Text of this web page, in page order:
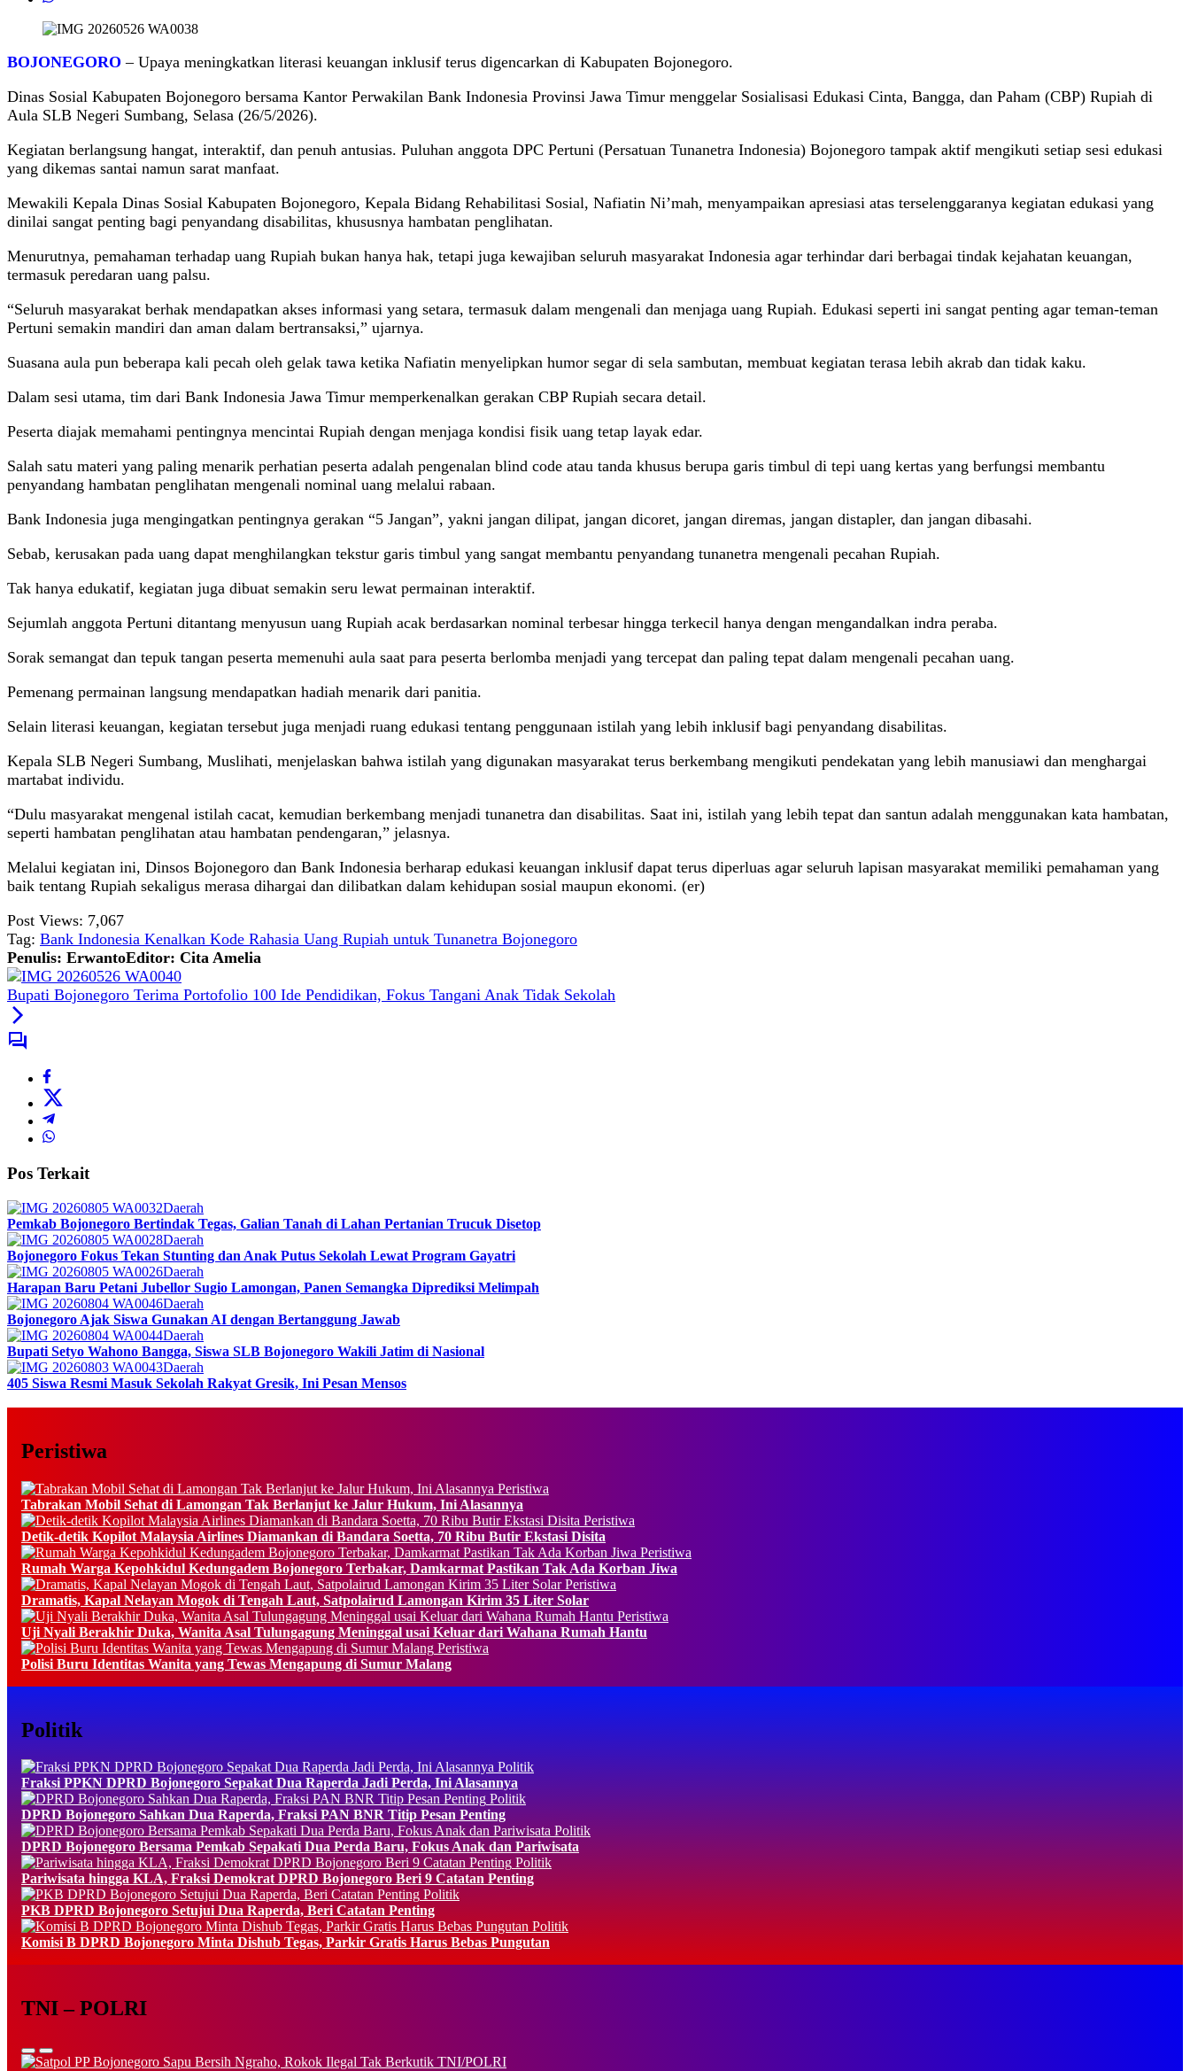
BOJONEGORO – Upaya meningkatkan literasi keuangan inklusif terus digencarkan di Kabupaten Bojonegoro.
Dinas Sosial Kabupaten Bojonegoro bersama Kantor Perwakilan Bank Indonesia Provinsi Jawa Timur menggelar Sosialisasi Edukasi Cinta, Bangga, dan Paham (CBP) Rupiah di
Aula SLB Negeri Sumbang, Selasa (26/5/2026).
Kegiatan berlangsung hangat, interaktif, dan penuh antusias. Puluhan anggota DPC Pertuni (Persatuan Tunanetra Indonesia) Bojonegoro tampak aktif mengikuti setiap sesi edukasi
yang dikemas santai namun sarat manfaat.
Mewakili Kepala Dinas Sosial Kabupaten Bojonegoro, Kepala Bidang Rehabilitasi Sosial, Nafiatin Ni’mah, menyampaikan apresiasi atas terselenggaranya kegiatan edukasi yang
dinilai sangat penting bagi penyandang disabilitas, khususnya hambatan penglihatan.
Menurutnya, pemahaman terhadap uang Rupiah bukan hanya hak, tetapi juga kewajiban seluruh masyarakat Indonesia agar terhindar dari berbagai tindak kejahatan keuangan,
termasuk peredaran uang palsu.
“Seluruh masyarakat berhak mendapatkan akses informasi yang setara, termasuk dalam mengenali dan menjaga uang Rupiah. Edukasi seperti ini sangat penting agar teman-teman
Pertuni semakin mandiri dan aman dalam bertransaksi,” ujarnya.
Suasana aula pun beberapa kali pecah oleh gelak tawa ketika Nafiatin menyelipkan humor segar di sela sambutan, membuat kegiatan terasa lebih akrab dan tidak kaku.
Dalam sesi utama, tim dari Bank Indonesia Jawa Timur memperkenalkan gerakan CBP Rupiah secara detail.
Peserta diajak memahami pentingnya mencintai Rupiah dengan menjaga kondisi fisik uang tetap layak edar.
Salah satu materi yang paling menarik perhatian peserta adalah pengenalan blind code atau tanda khusus berupa garis timbul di tepi uang kertas yang berfungsi membantu
penyandang hambatan penglihatan mengenali nominal uang melalui rabaan.
Bank Indonesia juga mengingatkan pentingnya gerakan “5 Jangan”, yakni jangan dilipat, jangan dicoret, jangan diremas, jangan distapler, dan jangan dibasahi.
Sebab, kerusakan pada uang dapat menghilangkan tekstur garis timbul yang sangat membantu penyandang tunanetra mengenali pecahan Rupiah.
Tak hanya edukatif, kegiatan juga dibuat semakin seru lewat permainan interaktif.
Sejumlah anggota Pertuni ditantang menyusun uang Rupiah acak berdasarkan nominal terbesar hingga terkecil hanya dengan mengandalkan indra peraba.
Sorak semangat dan tepuk tangan peserta memenuhi aula saat para peserta berlomba menjadi yang tercepat dan paling tepat dalam mengenali pecahan uang.
Pemenang permainan langsung mendapatkan hadiah menarik dari panitia.
Selain literasi keuangan, kegiatan tersebut juga menjadi ruang edukasi tentang penggunaan istilah yang lebih inklusif bagi penyandang disabilitas.
Kepala SLB Negeri Sumbang, Muslihati, menjelaskan bahwa istilah yang digunakan masyarakat terus berkembang mengikuti pendekatan yang lebih manusiawi dan menghargai
martabat individu.
“Dulu masyarakat mengenal istilah cacat, kemudian berkembang menjadi tunanetra dan disabilitas. Saat ini, istilah yang lebih tepat dan santun adalah menggunakan kata hambatan,
seperti hambatan penglihatan atau hambatan pendengaran,” jelasnya.
Melalui kegiatan ini, Dinsos Bojonegoro dan Bank Indonesia berharap edukasi keuangan inklusif dapat terus diperluas agar seluruh lapisan masyarakat memiliki pemahaman yang
baik tentang Rupiah sekaligus merasa dihargai dan dilibatkan dalam kehidupan sosial maupun ekonomi. (er)
Post Views: 7,067
Tag: Bank Indonesia Kenalkan Kode Rahasia Uang Rupiah untuk Tunanetra Bojonegoro
Penulis: ErwantoEditor: Cita Amelia
Bupati Bojonegoro Terima Portofolio 100 Ide Pendidikan, Fokus Tangani Anak Tidak Sekolah
Pos Terkait
Daerah
Pemkab Bojonegoro Bertindak Tegas, Galian Tanah di Lahan Pertanian Trucuk Disetop
Daerah
Bojonegoro Fokus Tekan Stunting dan Anak Putus Sekolah Lewat Program Gayatri
Daerah
Harapan Baru Petani Jubellor Sugio Lamongan, Panen Semangka Diprediksi Melimpah
Daerah
Bojonegoro Ajak Siswa Gunakan AI dengan Bertanggung Jawab
Daerah
Bupati Setyo Wahono Bangga, Siswa SLB Bojonegoro Wakili Jatim di Nasional
Daerah
405 Siswa Resmi Masuk Sekolah Rakyat Gresik, Ini Pesan Mensos
Peristiwa
Peristiwa
Tabrakan Mobil Sehat di Lamongan Tak Berlanjut ke Jalur Hukum, Ini Alasannya
Peristiwa
Detik-detik Kopilot Malaysia Airlines Diamankan di Bandara Soetta, 70 Ribu Butir Ekstasi Disita
Peristiwa
Rumah Warga Kepohkidul Kedungadem Bojonegoro Terbakar, Damkarmat Pastikan Tak Ada Korban Jiwa
Peristiwa
Dramatis, Kapal Nelayan Mogok di Tengah Laut, Satpolairud Lamongan Kirim 35 Liter Solar
Peristiwa
Uji Nyali Berakhir Duka, Wanita Asal Tulungagung Meninggal usai Keluar dari Wahana Rumah Hantu
Peristiwa
Polisi Buru Identitas Wanita yang Tewas Mengapung di Sumur Malang
Politik
Politik
Fraksi PPKN DPRD Bojonegoro Sepakat Dua Raperda Jadi Perda, Ini Alasannya
Politik
DPRD Bojonegoro Sahkan Dua Raperda, Fraksi PAN BNR Titip Pesan Penting
Politik
DPRD Bojonegoro Bersama Pemkab Sepakati Dua Perda Baru, Fokus Anak dan Pariwisata
Politik
Pariwisata hingga KLA, Fraksi Demokrat DPRD Bojonegoro Beri 9 Catatan Penting
Politik
PKB DPRD Bojonegoro Setujui Dua Raperda, Beri Catatan Penting
Politik
Komisi B DPRD Bojonegoro Minta Dishub Tegas, Parkir Gratis Harus Bebas Pungutan
TNI – POLRI
TNI/POLRI